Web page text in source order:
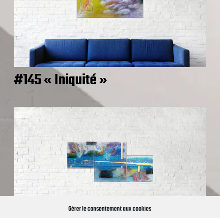
Gérer le consentement aux cookies
#145 « Iniquité »